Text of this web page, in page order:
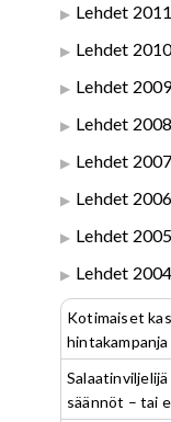
Lehdet 2011
Lehdet
Lehdet
Lehdet 2008
Lehdet 2007
Lehdet 2006
Lehdet 2005
Lehdet 2004
Kotimaiset
säännöt – tai